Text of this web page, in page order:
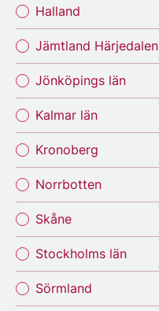
Halland
Jämtland Härjedalen
Jönköpings län
Kalmar län
Kronoberg
Norrbotten
Skåne
Stockholms län
Sörmland